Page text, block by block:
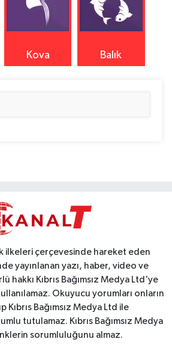
Kova Balık
ilkeleri çerçevesinde hareket eden
yayınlanan yazı, haber, video ve
hakkı Kıbrıs Bağımsız Medya Ltd'ye
Okuyucu yorumları onların
Kıbrıs Bağımsız Medya Ltd ile
tutulamaz. Kıbrıs Bağımsız Medya
sorumluluğunu almaz.